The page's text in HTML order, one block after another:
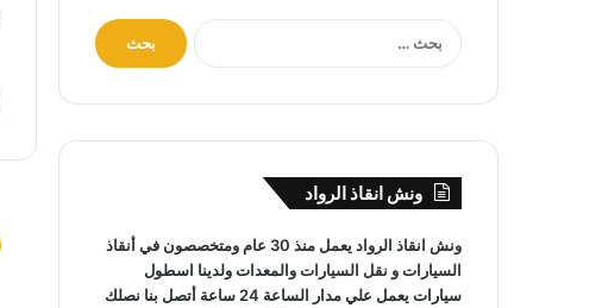
ح
ونش انقاذ الرواد
ونش انقاذ الرواد يعمل منذ 30 عام ومتخصصون في
أنقاذ
السياراتو نقل السياراتوالمعدات ولدينا اسطول
سيارات يعمل علي مدار الساعة 24 ساعة أتصل بنا نصلك